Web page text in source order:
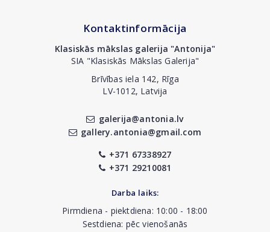
Kontaktinformācija
Klasiskās mākslas galerija "Antonija"
SIA "Klasiskās Mākslas Galerija"
Brīvības iela 142, Rīga
LV-1012, Latvija
galerija@antonia.lv
gallery.antonia@gmail.com
+371 67338927
+371 29210081
Darba laiks:
Pirmdiena - piektdiena: 10:00 - 18:00
Sestdiena: pēc vienošanās